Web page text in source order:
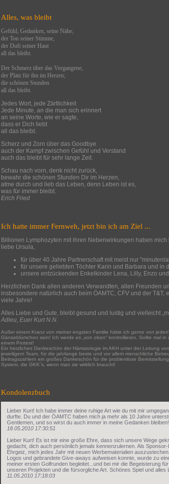
Alles, was bleibt
Gefühl, Gedanken, seine Nähe,
der Ton seiner Stimme,
der Duft seiner Haut
all das bleibt.
Der Schmerz über das Vergangene,
der Platz für ihn im Herzen;
die schönen Stunden
all das bleibt.
Jedes Wort, jede Zärtlichkeit
Jede Minute, an die man sich erinnert
an seine Worte, wie er sagte,
dass er Dich liebt
all das bleibt.
Scherz und Zorn über das Goodbye
auch der Kampf zwischen Gefühl und Verstand
auch das bleibt für sehr lange Zeit.
Schau nach vorn, denk nicht zurück,
bewahr die schönen Stunden Dir im Herzen,
atme durch und lieb das Leben, denn Leben ist es,
was für immer bleibt.
Erich Fried
Ich hatte immer Fernweh, jetzt bin ich am Ziel ...
Billionen Lymphozyten mit ihren Nebenwirkungen haben
liebe Ursula,
für über 40 Jahre Partnerschaft mit meist nur
für unsere geliebten Töchter Karin und Barbara und in
unsere entzückenden Enkelkinder Lena, Lilly, Enzo
Herzlichen Dank allen anderen Verwandten, allen Freunden
insbesondere natürlich auch beim ÖAMTC, CFV und der
viele Jahre!
Alles Liebe und Gute, bleibt gesund und lustig und vielleicht
Adieu, Euer Kurt N.N.
Außer einem Kranz von meiner engsten Familie hätte ich gerne von
Gänseblümchen sein! Ich werde es „von oben“ kontrollieren. Sollte mal
einem Protest!
Ein herzliches Dankeschön der Hämatologie im AKH unter der Leitung
jeweiligem Team, für die jahrlange beste und vor allem menschliche
Beitragszahlern ein großes Dankeschön für die problemlose
System, die GKK´s, wenn man sie wirklich braucht!
Kondolenzbuch
Lieber Kurt! Ich habe immer deine ruhige Art wie du mit mir
durfte. Du und der ÖAMTC haben mich ja mehr als 10 Jahre
Gentlemen, und so wirst du auch immer in meine Gedanken
18.05.2010 17:30:51
Lieber Kurt! Es ist mir eine große Ehre, dass sich unsere Wege
gedacht, dich auch persönlich jemals kennenzulernen. Als
Ehrgeiz, mich jedes Jahr mit neuen Werbematerialien
Logos und gebrandete Give-aways aufweisen konnte, wurde zu
meiner ersten Golfrunden begleitet...und bei mir die Begeisterung
unseren Projekten und die fürsorgliche Art. Schönes Spiel und alles
11.05.2010 17:18:03